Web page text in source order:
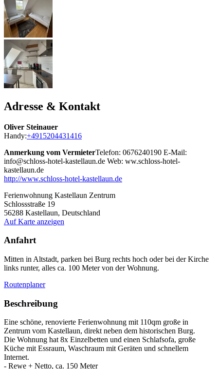
Adresse & Kontakt
Oliver Steinauer
Handy:+4915204431416
Anmerkung vom VermieterTelefon: 0676240190 E-Mail:
info@schloss-hotel-kastellaun.de Web: ww.schloss-hotel-
kastellaun.de
http://www.schloss-hotel-kastellaun.de
Ferienwohnung Kastellaun Zentrum
Schlossstraße 19
56288 Kastellaun, Deutschland
Auf Karte anzeigen
Anfahrt
Mitten in Altstadt, parken bei Burg rechts hoch oder bei der Kirche
links runter, alles ca. 100 Meter von der Wohnung.
Routenplaner
Beschreibung
Eine schöne, renovierte Ferienwohnung mit 110qm große in
Zentrum vom Kastellaun, direkt neben dem historischen Burg.
Die Wohnung hat 8x Einzelbetten und einen Schlafsofa, große
Küche mit Essraum, Waschraum mit Geräten und schnellem
Internet.
- Rewe + Netto, ca. 150 Meter